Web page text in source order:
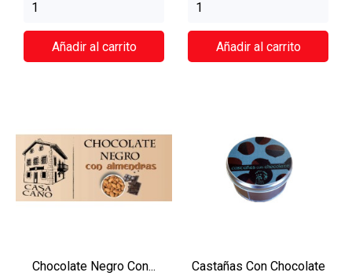
Añadir al carrito Añadir al carrito
Chocolate Negro Con...
Castañas Con Chocolate